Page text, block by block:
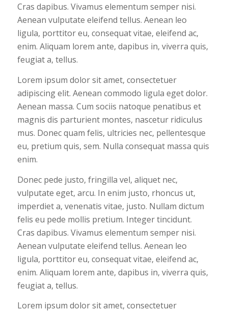
Cras dapibus. Vivamus elementum semper nisi.
Aenean vulputate eleifend tellus. Aenean leo
ligula, porttitor eu, consequat vitae, eleifend ac,
enim. Aliquam lorem ante, dapibus in, viverra quis,
feugiat a, tellus.
Lorem ipsum dolor sit amet, consectetuer
adipiscing elit. Aenean commodo ligula eget dolor.
Aenean massa. Cum sociis natoque penatibus et
magnis dis parturient montes, nascetur ridiculus
mus. Donec quam felis, ultricies nec, pellentesque
eu, pretium quis, sem. Nulla consequat massa quis
enim.
Donec pede justo, fringilla vel, aliquet nec,
vulputate eget, arcu. In enim justo, rhoncus ut,
imperdiet a, venenatis vitae, justo. Nullam dictum
felis eu pede mollis pretium. Integer tincidunt.
Cras dapibus. Vivamus elementum semper nisi.
Aenean vulputate eleifend tellus. Aenean leo
ligula, porttitor eu, consequat vitae, eleifend ac,
enim. Aliquam lorem ante, dapibus in, viverra quis,
feugiat a, tellus.
Lorem ipsum dolor sit amet, consectetuer